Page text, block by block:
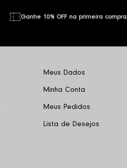
Ganhe 10% OFF na primeira compra
Meus Dados
Minha Conta
Meus Pedidos
Lista de Desejos